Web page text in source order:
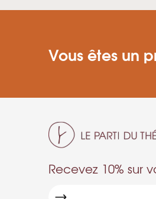
Vous êtes un
Recevez 10% sur